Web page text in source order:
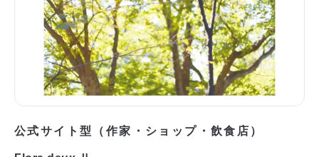
公式サイト型（作家・ショップ・飲食店）